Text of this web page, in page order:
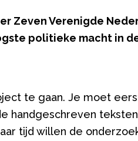
Zeven Verenigde
politieke macht in
te gaan. Je moet
handgeschreven
tijd willen de